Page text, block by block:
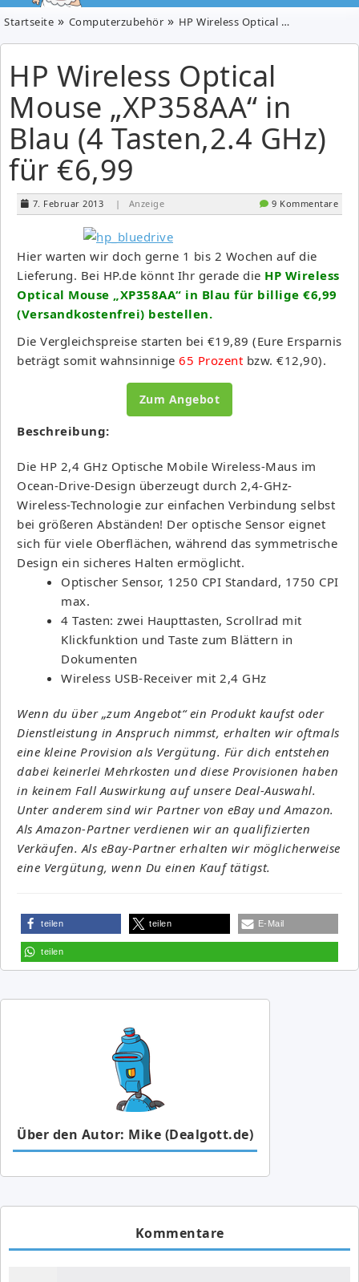
Startseite Computerzubehör HP Wireless Optical Mouse „XP358AA“ in Blau (4 Tasten,2.4 GHz) für €6,99
HP Wireless Optical
Mouse „XP358AA“ in
Blau (4 Tasten,2.4 GHz)
für €6,99
7. Februar 2013 | Anzeige 9 Kommentare
Hier warten wir doch gerne 1 bis 2 Wochen auf die
Lieferung. Bei HP.de könnt Ihr gerade die HP Wireless
Optical Mouse „XP358AA“ in Blau für billige €6,99
(Versandkostenfrei) bestellen.
Die Vergleichspreise starten bei €19,89 (Eure Ersparnis
beträgt somit wahnsinnige 65 Prozent bzw. €12,90).
Zum Angebot
Beschreibung:
Die HP 2,4 GHz Optische Mobile Wireless-Maus im
Ocean-Drive-Design überzeugt durch 2,4-GHz-
Wireless-Technologie zur einfachen Verbindung selbst
bei größeren Abständen! Der optische Sensor eignet
sich für viele Oberflächen, während das symmetrische
Design ein sicheres Halten ermöglicht.
Optischer Sensor, 1250 CPI Standard, 1750 CPI
max.
4 Tasten: zwei Haupttasten, Scrollrad mit
Klickfunktion und Taste zum Blättern in
Dokumenten
Wireless USB-Receiver mit 2,4 GHz
Wenn du über „zum Angebot“ ein Produkt kaufst oder
Dienstleistung in Anspruch nimmst, erhalten wir oftmals
eine kleine Provision als Vergütung. Für dich entstehen
dabei keinerlei Mehrkosten und diese Provisionen haben
in keinem Fall Auswirkung auf unsere Deal-Auswahl.
Unter anderem sind wir Partner von eBay und Amazon.
Als Amazon-Partner verdienen wir an qualifizierten
Verkäufen. Als eBay-Partner erhalten wir möglicherweise
eine Vergütung, wenn Du einen Kauf tätigst.
teilen teilen E-Mail
teilen
Über den Autor: Mike (Dealgott.de)
Kommentare